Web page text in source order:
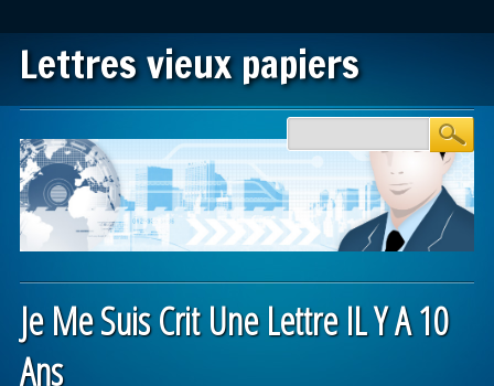
Lettres vieux papiers
Main menu
Je Me Suis Crit Une Lettre IL Y A 10
Ans